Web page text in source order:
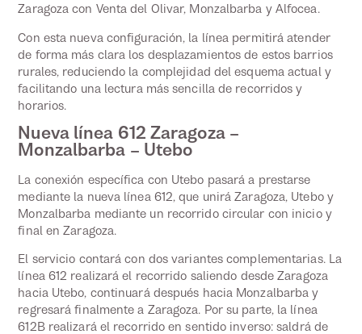
Zaragoza con Venta del Olivar, Monzalbarba y Alfocea.
Con esta nueva configuración, la línea permitirá atender
de forma más clara los desplazamientos de estos barrios
rurales, reduciendo la complejidad del esquema actual y
facilitando una lectura más sencilla de recorridos y
horarios.
Nueva línea 612 Zaragoza –
Monzalbarba – Utebo
La conexión específica con Utebo pasará a prestarse
mediante la nueva línea 612, que unirá Zaragoza, Utebo y
Monzalbarba mediante un recorrido circular con inicio y
final en Zaragoza.
El servicio contará con dos variantes complementarias. La
línea 612 realizará el recorrido saliendo desde Zaragoza
hacia Utebo, continuará después hacia Monzalbarba y
regresará finalmente a Zaragoza. Por su parte, la línea
612B realizará el recorrido en sentido inverso: saldrá de